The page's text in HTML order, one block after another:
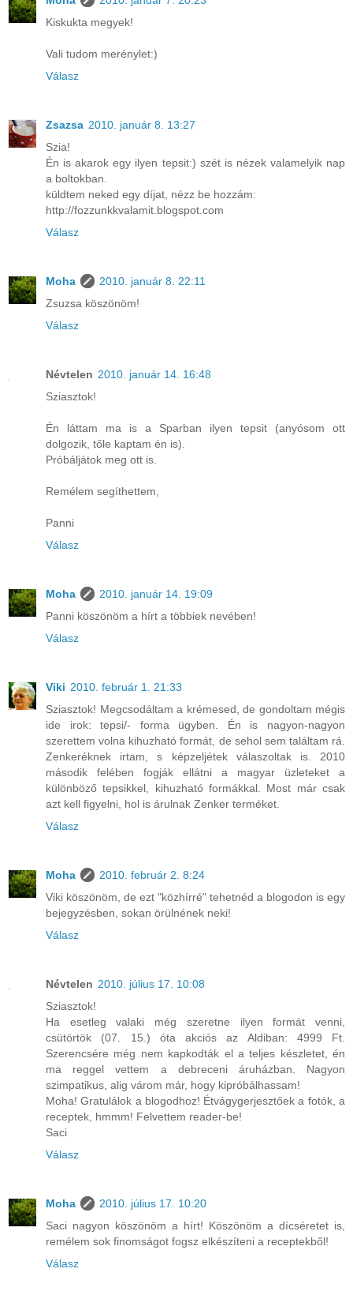
Kiskukta megyek!
Vali tudom merénylet:)
Válasz
Zsazsa 2010. január 8. 13:27
Szia!
Én is akarok egy ilyen tepsit:) szét is nézek valamelyik nap
a boltokban.
küldtem neked egy díjat, nézz be hozzám:
http://fozzunkkvalamit.blogspot.com
Válasz
Moha
2010. január 8. 22:11
Zsuzsa köszönöm!
Válasz
Névtelen 2010. január 14. 16:48
Sziasztok!
Én láttam ma is a Sparban ilyen tepsit (anyósom ott
dolgozik, tőle kaptam én is).
Próbáljátok meg ott is.
Remélem segíthettem,
Panni
Válasz
Moha
2010. január 14. 19:09
Panni köszönöm a hírt a többiek nevében!
Válasz
Viki 2010. február 1. 21:33
Sziasztok! Megcsodáltam a krémesed, de gondoltam mégis
ide irok: tepsi/- forma ügyben. Én is nagyon-nagyon
szerettem volna kihuzható formát, de sehol sem találtam rá.
Zenkeréknek irtam, s képzeljétek válaszoltak is. 2010
második felében fogják ellátni a magyar üzleteket a
különböző tepsikkel, kihuzható formákkal. Most már csak
azt kell figyelni, hol is árulnak Zenker terméket.
Válasz
Moha
2010. február 2. 8:24
Viki köszönöm, de ezt "közhírré" tehetnéd a blogodon is egy
bejegyzésben, sokan örülnének neki!
Válasz
Névtelen 2010. július 17. 10:08
Sziasztok!
Ha esetleg valaki még szeretne ilyen formát venni,
csütörtök (07. 15.) óta akciós az Aldiban: 4999 Ft.
Szerencsére még nem kapkodták el a teljes készletet, én
ma reggel vettem a debreceni áruházban. Nagyon
szimpatikus, alig várom már, hogy kipróbálhassam!
Moha! Gratulálok a blogodhoz! Étvágygerjesztőek a fotók, a
receptek, hmmm! Felvettem reader-be!
Saci
Válasz
Moha
2010. július 17. 10:20
Saci nagyon köszönöm a hírt! Köszönöm a dícséretet is,
remélem sok finomságot fogsz elkészíteni a receptekből!
Válasz